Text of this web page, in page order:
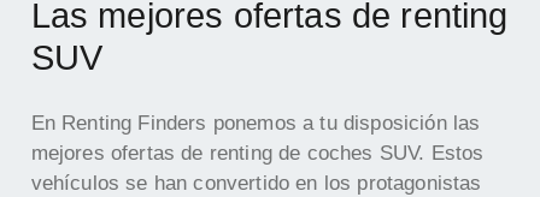
Las mejores ofertas de renting
SUV
En Renting Finders ponemos a tu disposición las
mejores ofertas de renting de coches SUV. Estos
vehículos se han convertido en los protagonistas